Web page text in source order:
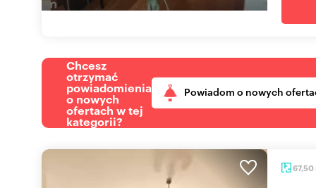
Chcesz
otrzymać
powiadomienia
o nowych
ofertach w tej
kategorii?
Powiadom o nowych
67,50